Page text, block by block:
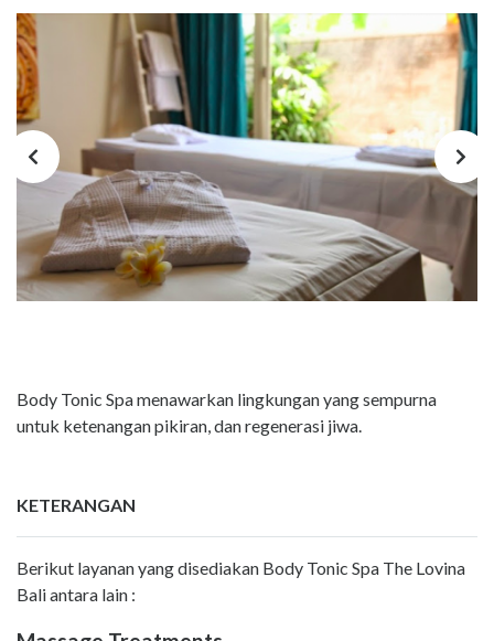
Body Tonic Spa menawarkan lingkungan yang sempurna
untuk ketenangan pikiran, dan regenerasi jiwa.
KETERANGAN
Berikut layanan yang disediakan Body Tonic Spa The Lovina
Bali antara lain :